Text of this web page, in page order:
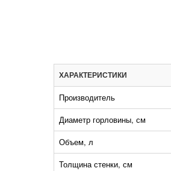
ХАРАКТЕРИСТИКИ
Производитель
Диаметр горловины, см
Объем, л
Толщина стенки, см